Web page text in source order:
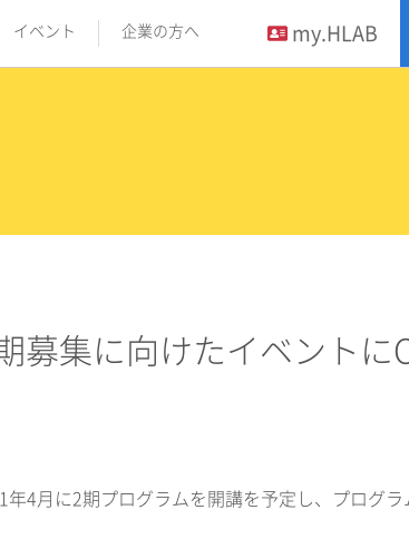
イベント 企業の方へ my.HLAB
募集に向けたイベントに
4月に2期プログラムを開講を予定し、プログラ